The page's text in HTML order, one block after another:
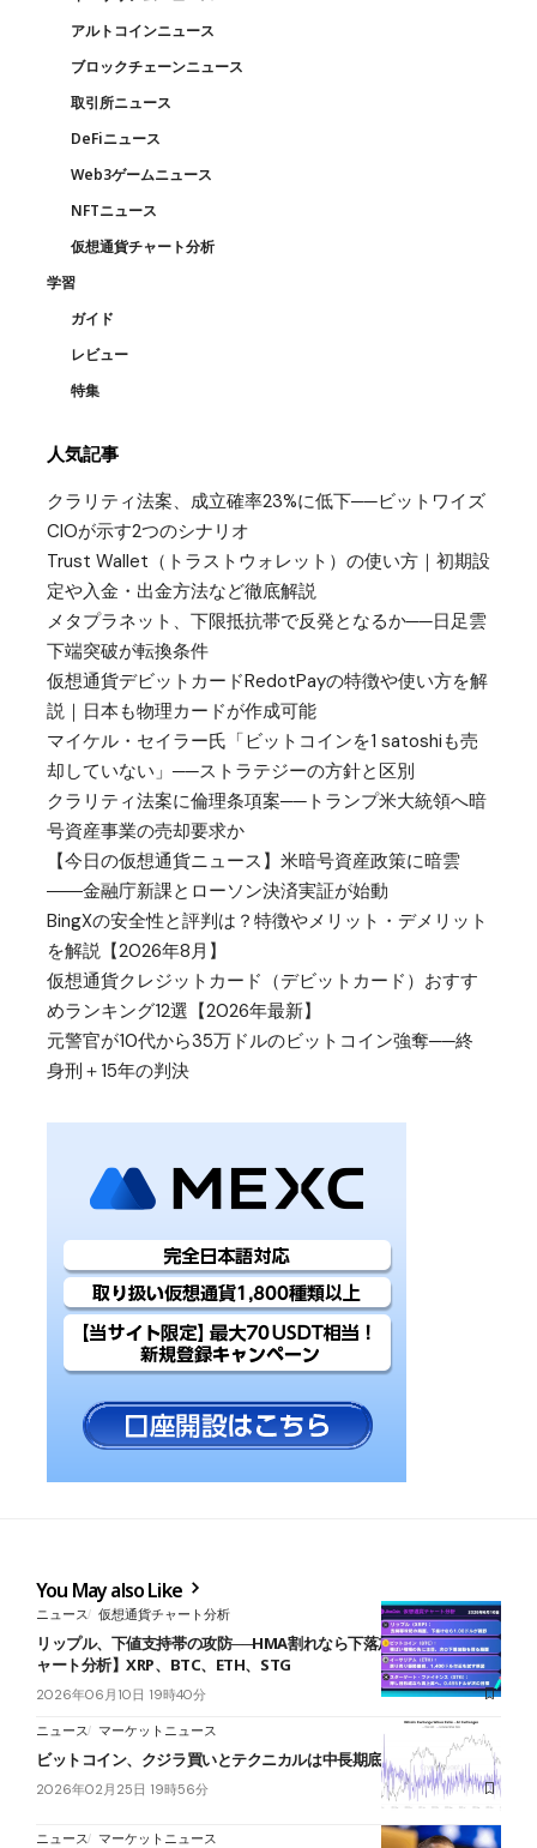
アルトコインニュース
ブロックチェーンニュース
取引所ニュース
DeFiニュース
Web3ゲームニュース
NFTニュース
仮想通貨チャート分析
学習
ガイド
レビュー
特集
人気記事
クラリティ法案、成立確率23%に低下──ビットワイズ
CIOが示す2つのシナリオ
Trust Wallet（トラストウォレット）の使い方｜初期設
定や入金・出金方法など徹底解説
メタプラネット、下限抵抗帯で反発となるか──日足雲
下端突破が転換条件
仮想通貨デビットカードRedotPayの特徴や使い方を解
説｜日本も物理カードが作成可能
マイケル・セイラー氏「ビットコインを1 satoshiも売
却していない」──ストラテジーの方針と区別
クラリティ法案に倫理条項案──トランプ米大統領へ暗
号資産事業の売却要求か
【今日の仮想通貨ニュース】米暗号資産政策に暗雲
――金融庁新課とローソン決済実証が始動
BingXの安全性と評判は？特徴やメリット・デメリット
を解説【2026年8月】
仮想通貨クレジットカード（デビットカード）おすす
めランキング12選【2026年最新】
元警官が10代から35万ドルのビットコイン強奪──終
身刑＋15年の判決
You May also Like
ニュース 仮想通貨チャート分析
リップル、下値支持帯の攻防──HMA割れなら下落加速【仮想通貨チ
ャート分析】XRP、BTC、ETH、STG
2026年06月10日 19時40分
ニュース マーケットニュース
ビットコイン、クジラ買いとテクニカルは中長期底値示唆
2026年02月25日 19時56分
ニュース マーケットニュース